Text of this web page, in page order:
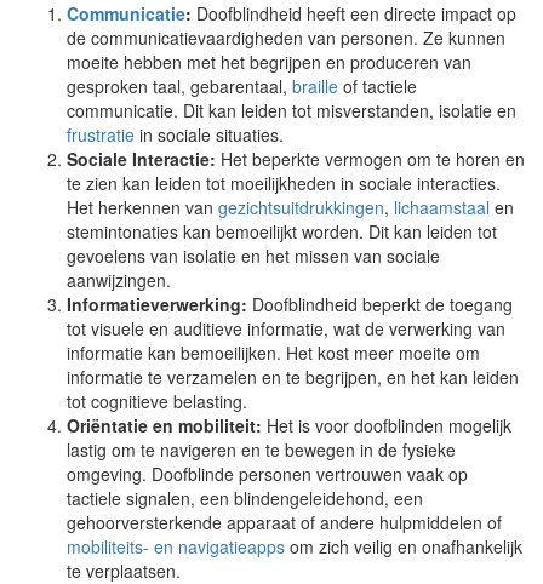
Communicatie: Doofblindheid heeft een directe impact op
de communicatievaardigheden van personen. Ze kunnen
moeite hebben met het begrijpen en produceren van
gesproken taal, gebarentaal, braille of tactiele
communicatie. Dit kan leiden tot misverstanden, isolatie en
frustratie in sociale situaties.
Sociale Interactie: Het beperkte vermogen om te horen en
te zien kan leiden tot moeilijkheden in sociale interacties.
Het herkennen van gezichtsuitdrukkingen, lichaamstaal en
stemintonaties kan bemoeilijkt worden. Dit kan leiden tot
gevoelens van isolatie en het missen van sociale
aanwijzingen.
Informatieverwerking: Doofblindheid beperkt de toegang
tot visuele en auditieve informatie, wat de verwerking van
informatie kan bemoeilijken. Het kost meer moeite om
informatie te verzamelen en te begrijpen, en het kan leiden
tot cognitieve belasting.
Oriëntatie en mobiliteit: Het is voor doofblinden mogelijk
lastig om te navigeren en te bewegen in de fysieke
omgeving. Doofblinde personen vertrouwen vaak op
tactiele signalen, een blindengeleidehond, een
gehoorversterkende apparaat of andere hulpmiddelen of
mobiliteits- en navigatieapps om zich veilig en onafhankelijk
te verplaatsen.